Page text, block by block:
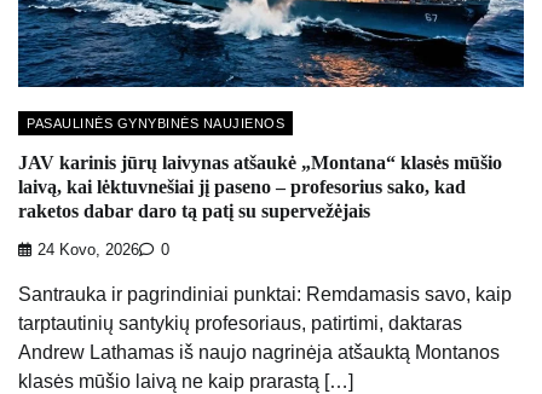
PASAULINĖS GYNYBINĖS NAUJIENOS
JAV karinis jūrų laivynas atšaukė „Montana“ klasės mūšio
laivą, kai lėktuvnešiai jį paseno – profesorius sako, kad
raketos dabar daro tą patį su supervežėjais
24 Kovo, 2026 0
Santrauka ir pagrindiniai punktai: Remdamasis savo, kaip
tarptautinių santykių profesoriaus, patirtimi, daktaras
Andrew Lathamas iš naujo nagrinėja atšauktą Montanos
klasės mūšio laivą ne kaip prarastą […]